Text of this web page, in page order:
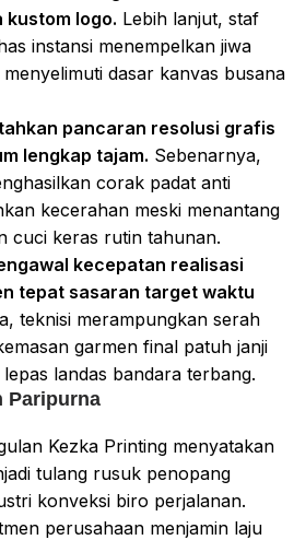
kustom logo. Lebih lanjut, staf
instansi menempelkan jiwa
dasar kanvas busana
pancaran resolusi grafis
lengkap tajam. Sebenarnya,
corak padat anti
kecerahan meski menantang
cuci keras rutin tahunan.
kecepatan realisasi
tepat sasaran target waktu
teknisi merampungkan serah
garmen final patuh janji
landas bandara terbang.
Paripurna
Kezka Printing menyatakan
tulang rusuk penopang
konveksi biro perjalanan.
perusahaan menjamin laju